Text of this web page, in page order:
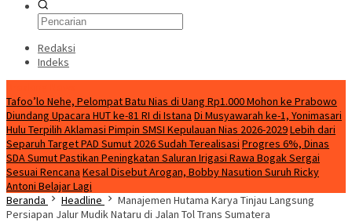
Redaksi
Indeks
Tafoo’lo Nehe, Pelompat Batu Nias di Uang Rp1.000 Mohon ke Prabowo
Diundang Upacara HUT ke-81 RI di Istana Di Musyawarah ke-1, Yonimasari
Hulu Terpilih Aklamasi Pimpin SMSI Kepulauan Nias 2026-2029Lebih dari
Separuh Target PAD Sumut 2026 Sudah Terealisasi Progres 6%, Dinas
SDA Sumut Pastikan Peningkatan Saluran Irigasi Rawa Bogak Sergai
Sesuai Rencana Kesal Disebut Arogan, Bobby Nasution Suruh Ricky
Antoni Belajar Lagi
Beranda
Headline
Manajemen Hutama Karya Tinjau Langsung
Persiapan Jalur Mudik Nataru di Jalan Tol Trans Sumatera